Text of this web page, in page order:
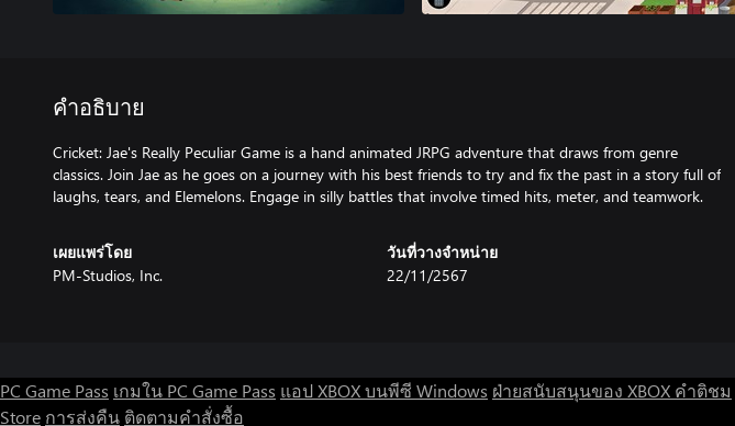
คำอธิบาย
Cricket: Jae's Really Peculiar Game is a hand animated JRPG adventure that draws from genre
classics. Join Jae as he goes on a journey with his best friends to try and fix the past in a story full of
laughs, tears, and Elemelons. Engage in silly battles that involve timed hits, meter, and teamwork.
เผยแพร่โดย
PM-Studios, Inc.
วันที่วางจำหน่าย
22/11/2567
PC Game Pass เกมใน PC Game Pass แอป XBOX บนพีซี Windows ฝ่ายสนับสนุนของ XBOX คำติชม
Store การส่งคืน ติดตามคำสั่งซื้อ